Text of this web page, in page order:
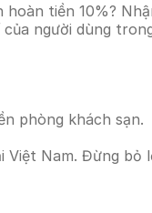
tiền 10%?
người dùng
phòng khách sạn.
Nam. Đừng bỏ